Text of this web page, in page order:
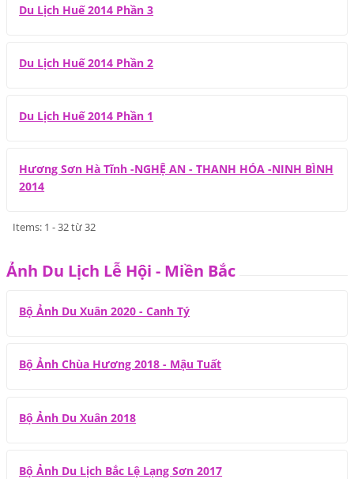
Du Lịch Huế 2014 Phần 3
Du Lịch Huế 2014 Phần 2
Du Lịch Huế 2014 Phần 1
Hương Sơn Hà Tĩnh -NGHỆ AN - THANH HÓA -NINH BÌNH
2014
Items: 1 - 32 từ 32
Ảnh Du Lịch Lễ Hội - Miền Bắc
Bộ Ảnh Du Xuân 2020 - Canh Tý
Bộ Ảnh Chùa Hương 2018 - Mậu Tuất
Bộ Ảnh Du Xuân 2018
Bộ Ảnh Du Lịch Bắc Lệ Lạng Sơn 2017